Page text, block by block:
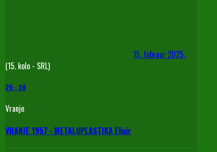
15. februar 2025.
(15. kolo - SRL)
26 - 28
Vranje
VRANJE 1957 - METALOPLASTIKA Elixir